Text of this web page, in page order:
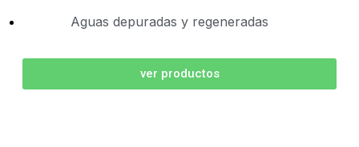
Aguas depuradas y regeneradas
ver productos